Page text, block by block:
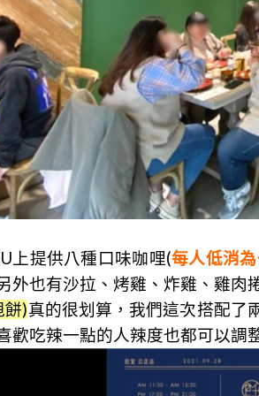
上提供八種口味咖哩(每人低消
外也有沙拉、烤雞、炸雞、雞肉
餅)真的很划算，我們這次搭配
歡吃辣一點的人辣度也都可以調